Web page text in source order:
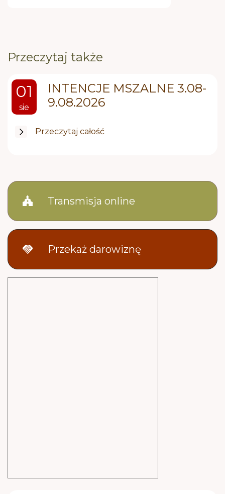
church Transmisja online
handshake Przekaż darowiznę
Przeczytaj także
01
sie
INTENCJE MSZALNE 3.08-
9.08.2026
Przeczytaj całość